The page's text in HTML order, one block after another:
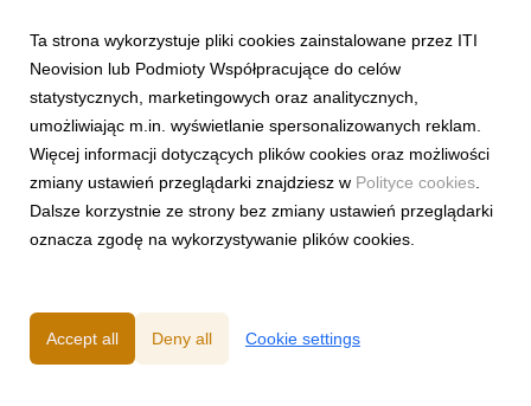
THE OFFICE PL 5: TADEK Z****CHA
W piątek wychodzimy z biur wcześniej, bo oto historia
OFFICE PL. Przed Wami niezwykła premiera – diss Seby na
Tadka Boniachę!
Ta strona wykorzystuje pliki cookies zainstalowane przez ITI
Neovision lub Podmioty Współpracujące do celów
statystycznych, marketingowych oraz analitycznych,
umożliwiając m.in. wyświetlanie spersonalizowanych reklam.
Więcej informacji dotyczących plików cookies oraz możliwości
zmiany ustawień przeglądarki znajdziesz w Polityce cookies
Dalsze korzystnie ze strony bez zmiany ustawień przeglądarki
oznacza zgodę na wykorzystywanie plików cookies.
Accept all Deny all Cookie settings